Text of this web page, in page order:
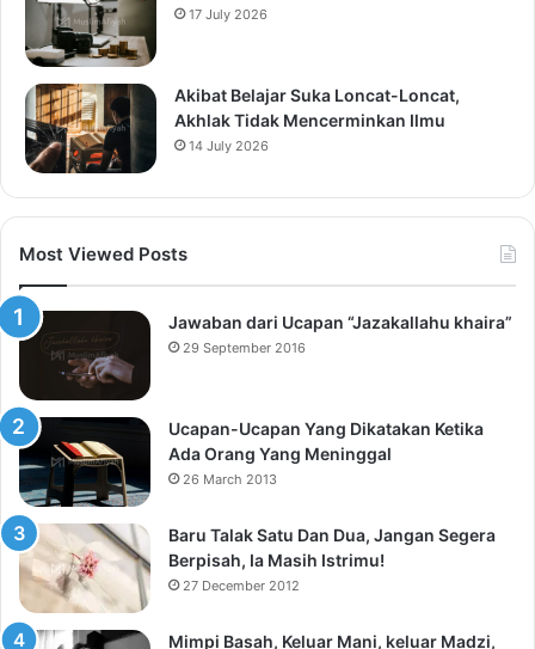
17 July 2026
Akibat Belajar Suka Loncat-Loncat,
Akhlak Tidak Mencerminkan Ilmu
14 July 2026
Most Viewed Posts
Jawaban dari Ucapan “Jazakallahu khaira”
29 September 2016
Ucapan-Ucapan Yang Dikatakan Ketika
Ada Orang Yang Meninggal
26 March 2013
Baru Talak Satu Dan Dua, Jangan Segera
Berpisah, Ia Masih Istrimu!
27 December 2012
Mimpi Basah, Keluar Mani, keluar Madzi,